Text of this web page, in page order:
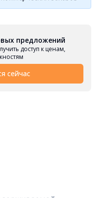
предложений
доступ к ценам,
сейчас